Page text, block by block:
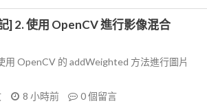
] 2. 使用 OpenCV 進行影像混合
用 OpenCV 的 addWeighted 方法進行圖片
8 小時前 0個留言